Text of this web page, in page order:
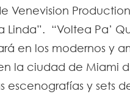
Venevision
Linda”. “Voltea Pa’
en los modernos y
la ciudad de Miami
escenografías y sets